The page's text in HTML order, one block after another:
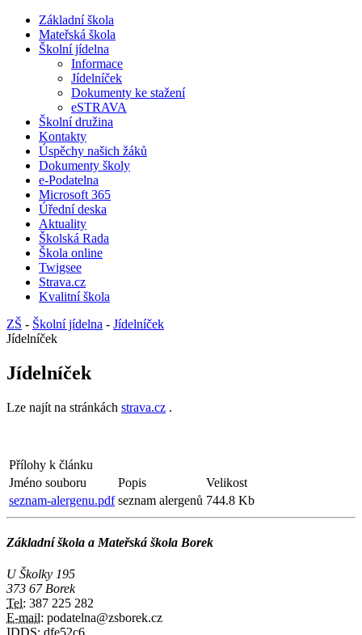
Základní škola
Mateřská škola
Školní jídelna
Informace
Jídelníček
Dokumenty ke stažení
eSTRAVA
Školní družina
Kontakty
Úspěchy našich žáků
Dokumenty školy
e-Podatelna
Microsoft 365
Úřední deska
Aktuality
Školská Rada
Škola online
Twigsee
Strava.cz
Kvalitní škola
ZŠ - Školní jídelna - Jídelníček
Jídelníček
Jídelníček
Lze najít na stránkách strava.cz .
Přílohy k článku
Jméno souboru
Popis
Velikost
seznam-alergenu.pdf seznam alergenů 744.8 Kb
Základní škola a Mateřská škola Borek
U Školky 195
373 67 Borek
Tel: 387 225 282
E-mail: podatelna@zsborek.cz